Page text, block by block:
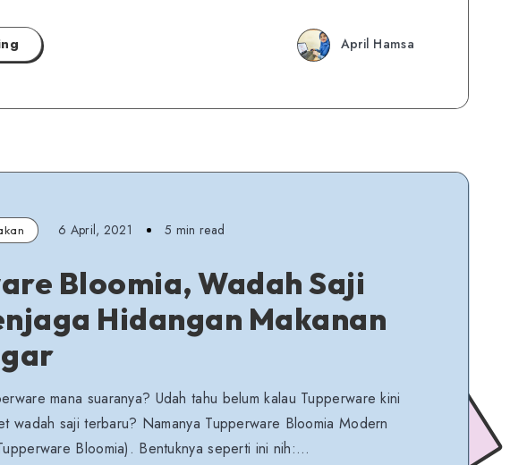
April Hamsa
6 April, 2021 5 min read
Bloomia, Wadah Saji
Hidangan Makanan
mana suaranya? Udah tahu belum kalau Tupperware kini
wadah saji terbaru? Namanya Tupperware Bloomia Modern
Bloomia). Bentuknya seperti ini nih:…